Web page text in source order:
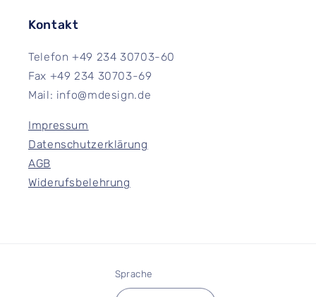
Kontakt
Telefon +49 234 30703-60
Fax +49 234 30703-69
Mail: info@mdesign.de
Impressum
Datenschutzerklärung
AGB
Widerufsbelehrung
Sprache